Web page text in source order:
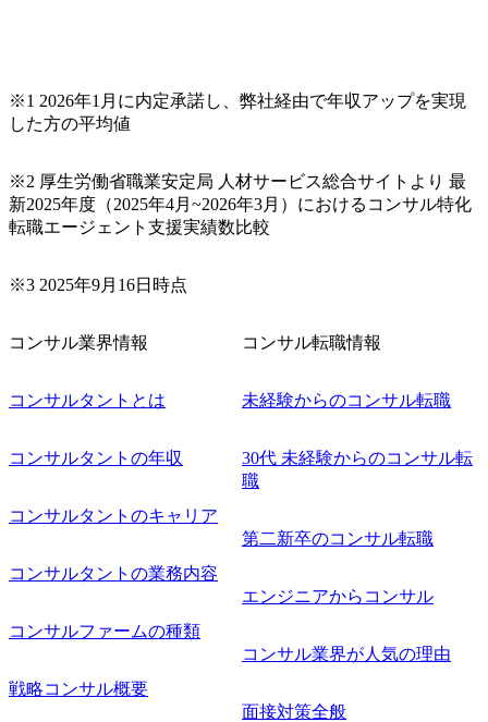
ご担当いただき、当社の社員が業務面をサポートしつつ、
徐々に対応範囲を広げていただきます。 ＜QAエンジニア＞
ルティング領域)から参画いただきます。 課題選定から顧客
への企画提案、そして実行までを一気通貫で支援していた
だきます。 アジャイル開発を通じて顧客の要望や提案を柔
軟に取り入れながら改善サイクルを回すため、ご自身の提
きます。 ● 勤務地 東京都渋谷区渋谷3丁目6-7 渋谷金王タワ
則により就業時間内の喫煙を全面的に禁止 ・禁煙サポート
制度あり オンライン ● 必須要件 以下いずれかのご経験をお
件定義～基本設計など上流経験2年以上 ・PMO経験2年以上
工程の経験 ・サブリーダー以上のマネジメント経験 ・お客
様との折衝経験、交渉経験 ・組織課題に対して主体的に業
務改善に取り組まれたご経験 ・アジャイル/スクラムへの興
味関心 ● 求める人物像 ・リーダーシップが取れる方/一人称
で主体的に動ける方 ・年齢にこだわらず、アドバイスを素
直に受け取れる方 ・推進力のある方
※1 2026年1月に内定承諾し、弊社経由で年収アップを実現
した方の平均値
※2 厚生労働省職業安定局 人材サービス総合サイトより 最
新2025年度（2025年4月~2026年3月）におけるコンサル特化
転職エージェント支援実績数比較
※3 2025年9月16日時点
コンサル業界情報
コンサルタントとは
コンサルタントの年収
コンサルタントのキャリア
コンサルタントの業務内容
コンサルファームの種類
戦略コンサル概要
コンサル転職情報
未経験からのコンサル転職
30代 未経験からのコンサル転
職
第二新卒のコンサル転職
エンジニアからコンサル
コンサル業界が人気の理由
面接対策全般